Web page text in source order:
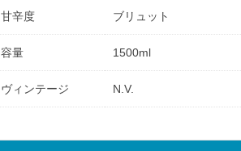
甘辛度 ブリュット
容量 1500ml
ヴィンテージ N.V.